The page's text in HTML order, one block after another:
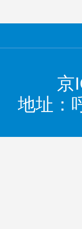
京
地址：